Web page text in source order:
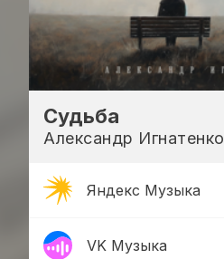
Судьба
Александр Игнатенко
Яндекс Музыка
VK Музыка